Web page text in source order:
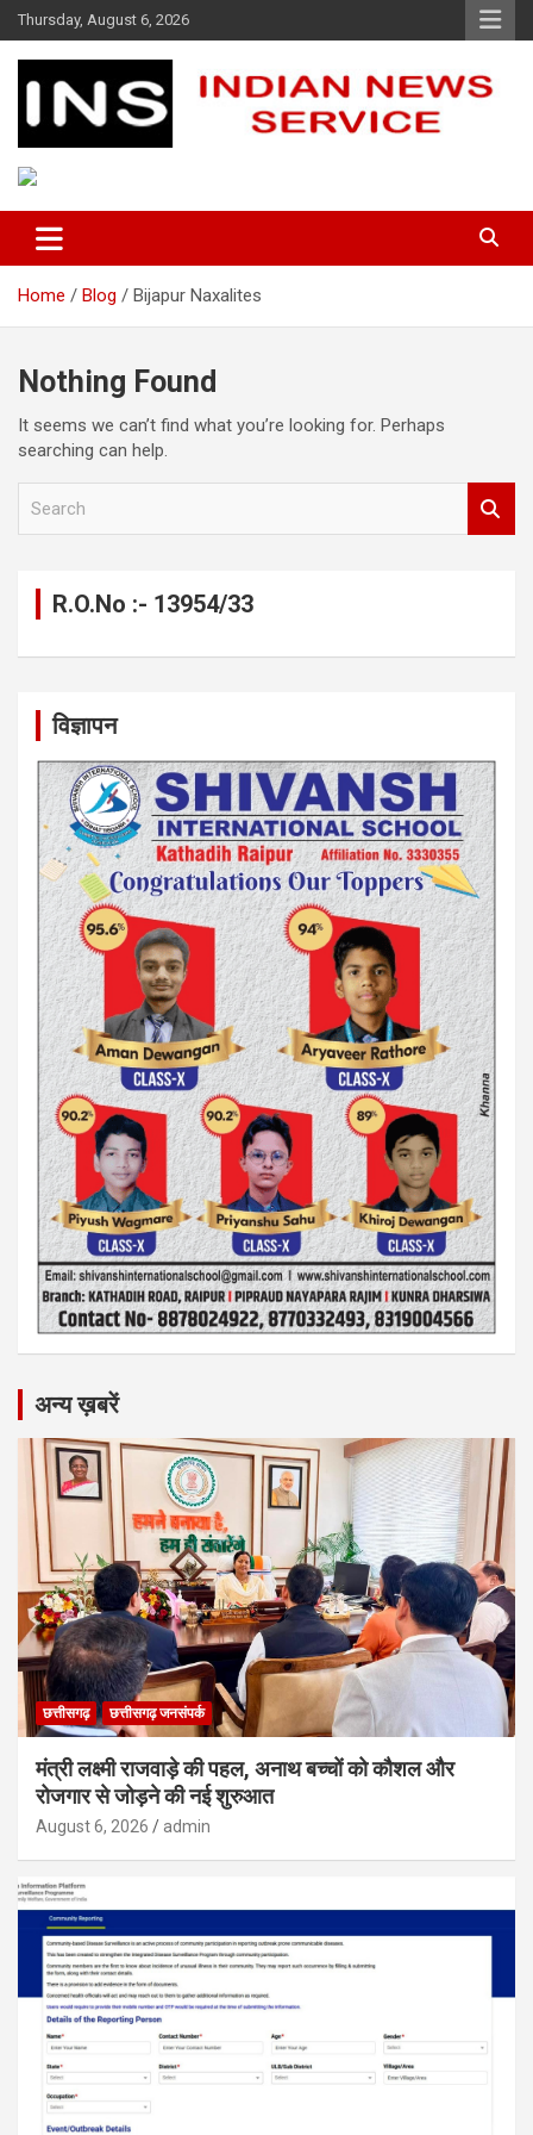
Skip
to
content
Thursday, August 6, 2026
Indian News Service
Home Blog Bijapur Naxalites
Nothing Found
It seems we can’t find what you’re looking for. Perhaps
searching can help.
R.O.No :- 13954/33
विज्ञापन
अन्य ख़बरें
छत्तीसगढ़ छत्तीसगढ़ जनसंपर्क
मंत्री लक्ष्मी राजवाड़े की पहल, अनाथ बच्चों को कौशल और
रोजगार से जोड़ने की नई शुरुआत
August 6, 2026 admin